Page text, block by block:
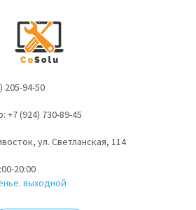
205-94-50
+7 (924) 730-89-45
ул. Светланская, 114
20:00
выходной